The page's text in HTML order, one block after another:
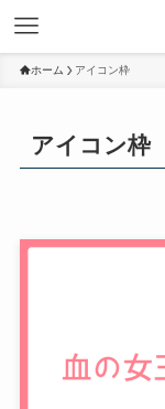
ホーム アイコン枠
アイコン枠